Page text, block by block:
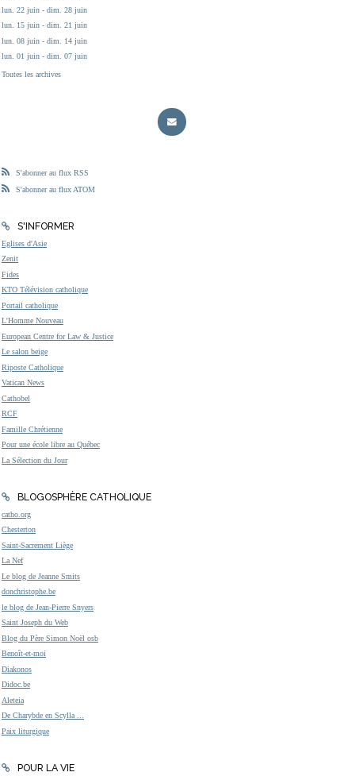
lun. 22 juin - dim. 28 juin
lun. 15 juin - dim. 21 juin
lun. 08 juin - dim. 14 juin
lun. 01 juin - dim. 07 juin
Toutes les archives
S'abonner au flux RSS
S'abonner au flux ATOM
S'INFORMER
Eglises d'Asie
Zenit
Fides
KTO Télévision catholique
Portail catholique
L'Homme Nouveau
European Centre for Law & Justice
Le salon beige
Riposte Catholique
Vatican News
Cathobel
RCF
Famille Chrétienne
Pour une école libre au Québec
La Sélection du Jour
BLOGOSPHÈRE CATHOLIQUE
catho.org
Chesterton
Saint-Sacrement Liège
La Nef
Le blog de Jeanne Smits
donchristophe.be
le blog de Jean-Pierre Snyers
Saint Joseph du Web
Blog du Père Simon Noël osb
Benoît-et-moi
Diakonos
Didoc.be
Aleteia
De Charybde en Scylla ...
Paix liturgique
POUR LA VIE